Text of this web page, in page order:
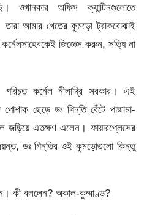
ওখানকার অফিস ক্যান্টিনগুলোতে
তারা আমার খেতের কুমড়ো ট্রাকবোঝাই
জিজ্ঞেস করুন, সত্যি না
কর্নেল নীলাদ্রি সরকার। এই
পোশাক ছেড়ে ডঃ গিন্‌তি বেঁটে পাজামা-
জড়িয়ে এতক্ষণ এলেন। ফায়ারপ্লেসের
ডঃ গিন্‌তির ওই কুমড়োগুলো কিন্তু
কী বললেন? অকাল-কুম্মাণ্ড?